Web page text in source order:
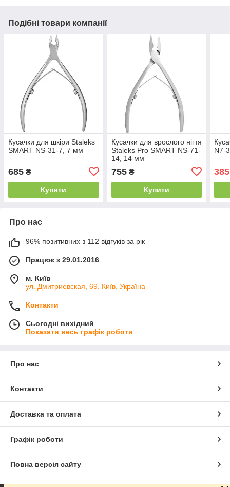
Подібні товари компанії
Кусачки для шкіри Staleks
SMART NS-31-7, 7 мм
685 ₴
Купити
Кусачки для врослого нігтя
Staleks Pro SMART NS-71-
14, 14 мм
755₴
Купити
N7-
385
Про нас
96% позитивних з 112 відгуків за рік
Працює з 29.01.2016
м. Київ
ул. Дмитриевская, 69, Київ, Україна
Контакти
Сьогодні вихідний
Показати весь графік роботи
Про нас
Контакти
Доставка та оплата
Графік роботи
Повна версія сайту